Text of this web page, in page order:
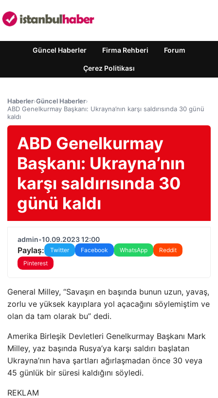
Güncel Haberler Firma Rehberi Forum
Çerez Politikası
Haberler›Güncel Haberler›
ABD Genelkurmay Başkanı: Ukrayna’nın karşı saldırısında 30 günü
kaldı
ABD Genelkurmay
Başkanı: Ukrayna’nın
karşı saldırısında 30
günü kaldı
admin•10.09.2023 12:00
Paylaş: Twitter Facebook WhatsApp
Reddit
Pinterest
General Milley, “Savaşın en başında bunun uzun, yavaş,
zorlu ve yüksek kayıplara yol açacağını söylemiştim ve
olan da tam olarak bu” dedi.
Amerika Birleşik Devletleri Genelkurmay Başkanı Mark
Milley, yaz başında Rusya’ya karşı saldırı başlatan
Ukrayna’nın hava şartları ağırlaşmadan önce 30 veya
45 günlük bir süresi kaldığını söyledi.
REKLAM